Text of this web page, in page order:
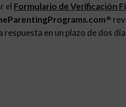
el Formulario de Verificación
®
en un plazo de dos